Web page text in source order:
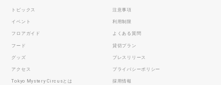
トピックス
イベント
フロアガイド
フード
グッズ
アクセス
Tokyo Mystery Circusとは
注意事項
利用制限
よくある質問
貸切プラン
プレスリリース
プライバシーポリシー
採用情報